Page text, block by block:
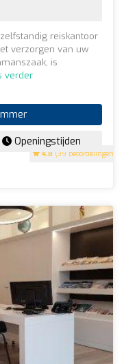
4.8 (39 beoordelingen)
reiskantoor
verzorgen van uw
is
verder
Openingstijden